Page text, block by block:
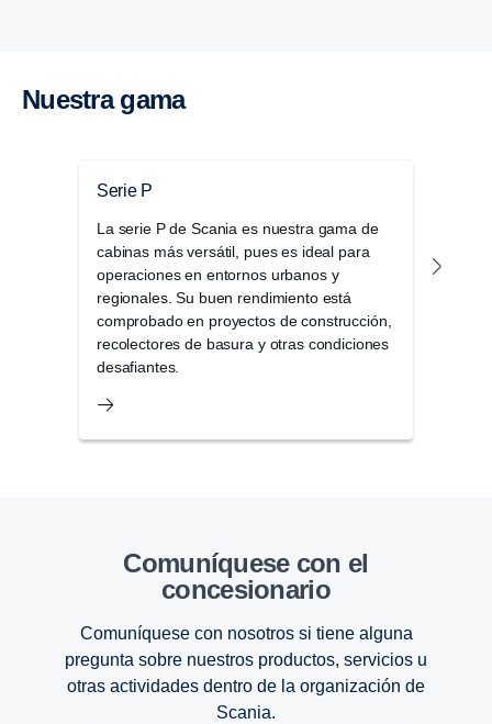
Nuestra gama
Serie P
La serie P de Scania es nuestra gama de
cabinas más versátil, pues es ideal para
operaciones en entornos urbanos y
regionales. Su buen rendimiento está
comprobado en proyectos de construcción,
recolectores de basura y otras condiciones
desafiantes.
Comuníquese con el
concesionario
Comuníquese con nosotros si tiene alguna
pregunta sobre nuestros productos, servicios u
otras actividades dentro de la organización de
Scania.